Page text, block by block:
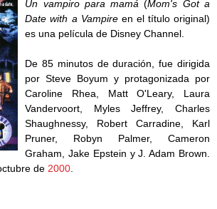
Un vampiro para mamá (Mom's Got a
Date with a Vampireen el título original)
es una película de Disney Channel.
De 85 minutos de duración, fue dirigida
por Steve Boyum y protagonizada por
Caroline Rhea, Matt O'Leary, Laura
Vandervoort, Myles Jeffrey, Charles
Shaughnessy, Robert Carradine, Karl
Pruner, Robyn Palmer, Cameron
Graham, Jake Epstein y J. Adam Brown.
de 2000